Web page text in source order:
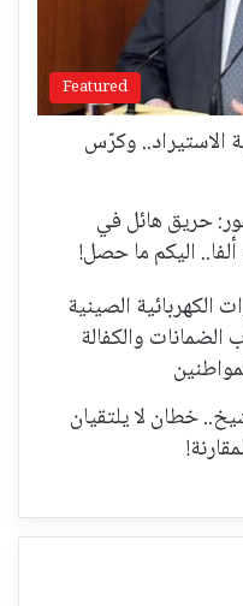
Featured
الاستيراد.. وكرّس
حريق هائل في
اليكم ما حصل!
الكهربائية الصينية
الضمانات والكفالة
خطان لا يلتقيان